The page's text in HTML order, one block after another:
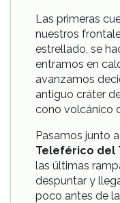
Las primeras
nuestros
estrellado, se
entramos en
avanzamos
antiguo cráter
cono volcánico
Pasamos junto
Teleférico del
las últimas
despuntar y
poco antes de